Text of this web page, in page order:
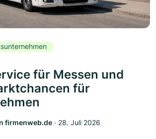
für Messen und
für
firmenweb.de ‧ 28. Juli 2026